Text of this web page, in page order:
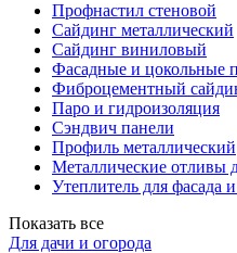
Профнастил стеновой
Сайдинг металлический
Сайдинг виниловый
Фасадные и цокольные
Фиброцементный
Паро и гидроизоляция
Сэндвич панели
Профиль металлический
Металлические отливы
Утеплитель для фасада
Показать все
Для дачи и огорода